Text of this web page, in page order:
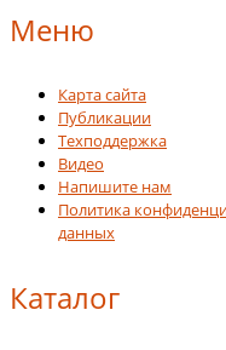
Меню
Карта сайта
Публикации
Техподдержка
Видео
Напишите нам
Политика
данных
Каталог